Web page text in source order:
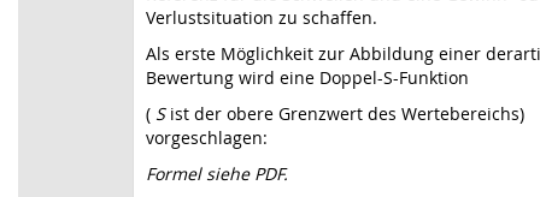
Verlustsituation zu schaffen.
Als erste Möglichkeit zur Abbildung einer
Bewertung wird eine Doppel-S-Funktion
( Sist der obere Grenzwert des Wertebereichs)
vorgeschlagen:
Formel siehe PDF.